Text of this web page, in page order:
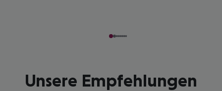
Unsere Empfehlungen